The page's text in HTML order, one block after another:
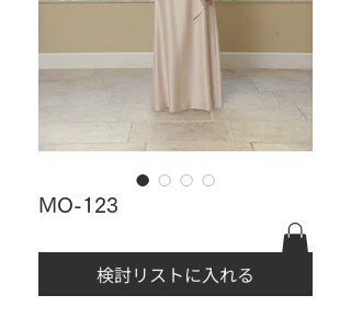
MO-123
検討リストに入れる